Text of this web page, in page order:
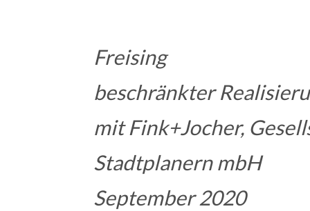
Freising
beschränkter
mit Fink+Jocher,
Stadtplanern mbH
September 2020